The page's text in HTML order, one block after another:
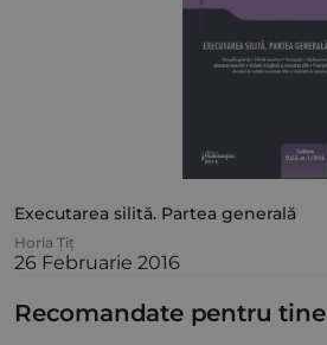
Executarea silită. Partea generală
Horia Țiț
26 Februarie 2016
Recomandate pentru tine